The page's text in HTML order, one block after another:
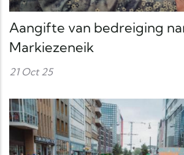
Aangifte van bedreiging
Markiezeneik
21 Oct 25